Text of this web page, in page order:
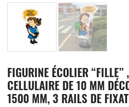
FIGURINE ÉCOLIER “FILLE”
CELLULAIRE DE 10 MM
1500 MM, 3 RAILS DE